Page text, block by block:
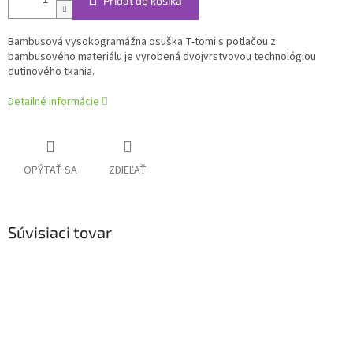
Bambusová vysokogramážna osuška T-tomi s potlačou z
bambusového materiálu je vyrobená dvojvrstvovou technológiou
dutinového tkania.
Detailné informácie
OPÝTAŤ SA ZDIEĽAŤ
Súvisiaci tovar